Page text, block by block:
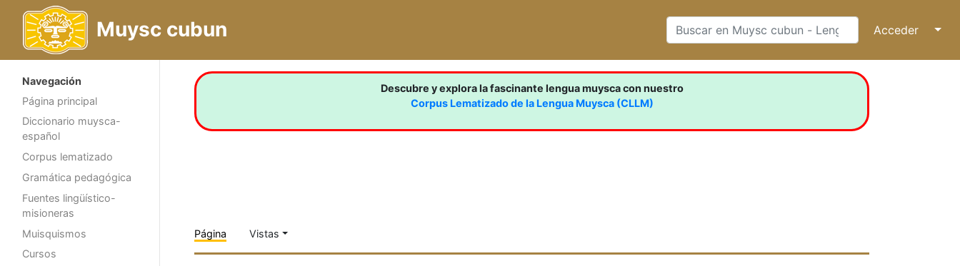
Muysc cubun Acceder ↓
Navegación
Página principal
Diccionario muysca-
español
Corpus lematizado
Gramática pedagógica
Fuentes lingüístico-
misioneras
Muisquismos
Cursos
Descubre y explora la fascinante lengua muysca con nuestro
Corpus Lematizado de la Lengua Muysca (CLLM)
Página Vistas